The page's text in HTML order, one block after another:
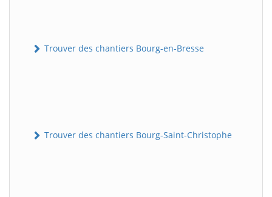
Trouver des chantiers Bourg-en-Bresse
Trouver des chantiers Bourg-Saint-Christophe